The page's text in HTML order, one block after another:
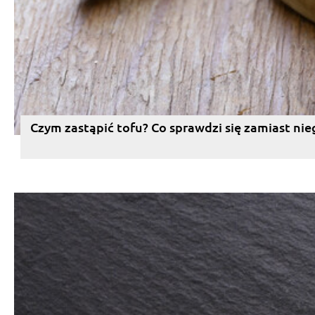
Czym zastąpić tofu? Co sprawdzi się zamiast